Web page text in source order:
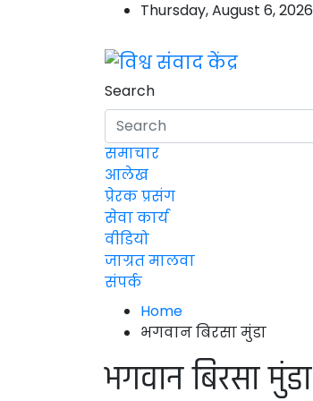
Thursday, August 6, 2026
विश्व संवाद केंद्र
मालवा
Search
समाचार
आलेख
प्रेरक प्रसंग
सेवा कार्य
वीडियो
जाग्रत मालवा
संपर्क
Home
भगवान बिरसा मुंडा
भगवान बिरसा मुंडा